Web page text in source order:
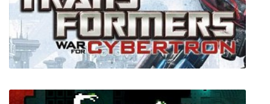
House Flipper + все дополнения